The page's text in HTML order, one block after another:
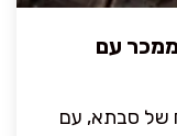
עם
של סבתא, עם